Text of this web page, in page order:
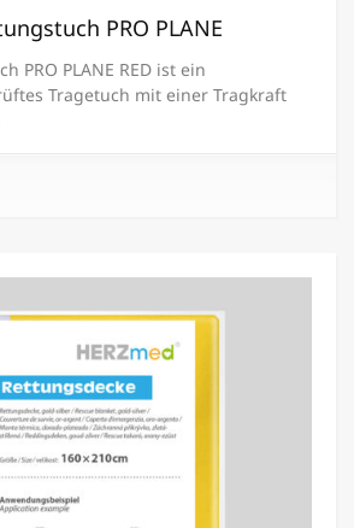
PRO PLANE
PRO PLANE RED ist ein
Tragetuch mit einer Tragkraft